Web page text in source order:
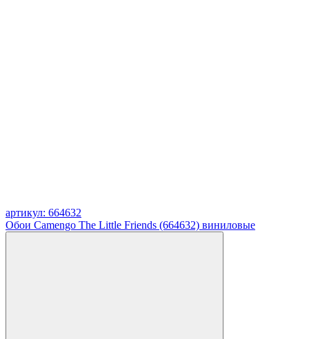
артикул: 664632
Обои Camengo The Little Friends (664632) виниловые